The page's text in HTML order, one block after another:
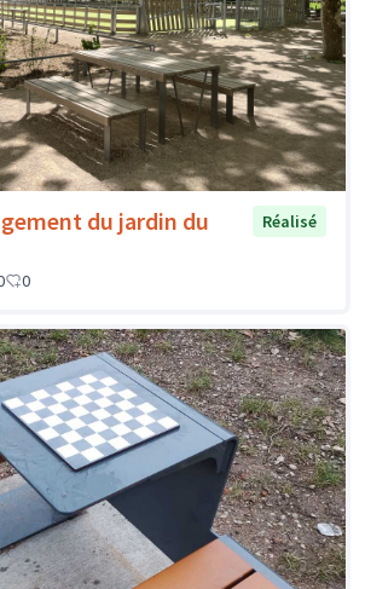
du jardin du
Réalisé
0